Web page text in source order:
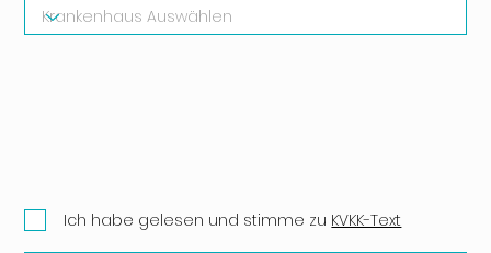
Ich habe gelesen und stimme zu KVKK-Text